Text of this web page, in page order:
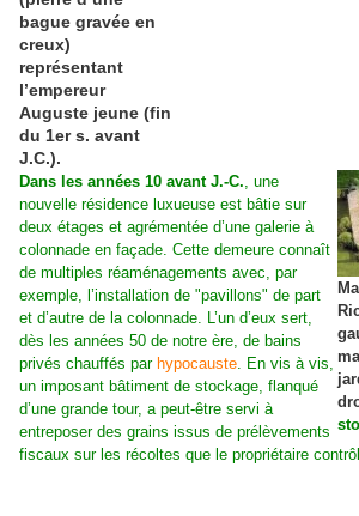
bague gravée en
creux)
représentant
l’empereur
Auguste jeune (fin
du 1er s. avant
J.C.).
Dans les années 10 avant J.-C. , une
nouvelle résidence luxueuse est bâtie sur
deux étages et agrémentée d’une galerie à
colonnade en façade. Cette demeure connaît
de multiples réaménagements avec, par
exemple, l’installation de "pavillons" de part
et d’autre de la colonnade. L’un d’eux sert,
dès les années 50 de notre ère, de bains
privés chauffés par hypocauste . En vis à vis,
un imposant bâtiment de stockage, flanqué
d’une grande tour, a peut-être servi à
entreposer des grains issus de prélèvements
fiscaux sur les récoltes que le propriétaire